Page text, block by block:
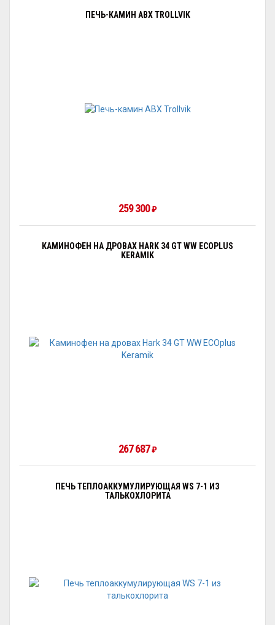
ПЕЧЬ-КАМИН ABX TROLLVIK
259 300₽
КАМИНОФЕН НА ДРОВАХ HARK 34 GT WW ECOPLUS
KERAMIK
267 687₽
ПЕЧЬ ТЕПЛОАККУМУЛИРУЮЩАЯ WS 7-1 ИЗ
ТАЛЬКОХЛОРИТА